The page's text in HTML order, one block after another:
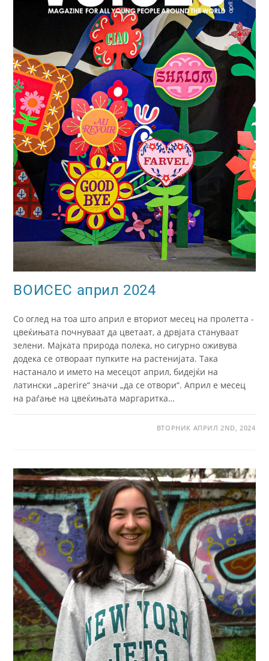
ВОИСЕС април 2024
Со оглед на тоа што април е вториот месец на пролетта -
цвеќињата почнуваат да цветаат, а дрвјата стануваат
зелени. Мајката природа полека, но сигурно оживува
додека се отвораат пупките на растенијата. Така
настанало и името на месецот април, бидејќи на
латински „aperire“ значи „да се отвори“. Април е месец
на раѓање на цвеќињата маргаритка…
ВТОРНИК АПРИЛ 2ND, 2024